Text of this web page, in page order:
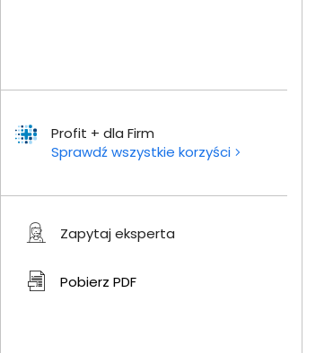
Profit + dla Firm
Sprawdź wszystkie korzyści
Zapytaj eksperta
Pobierz PDF